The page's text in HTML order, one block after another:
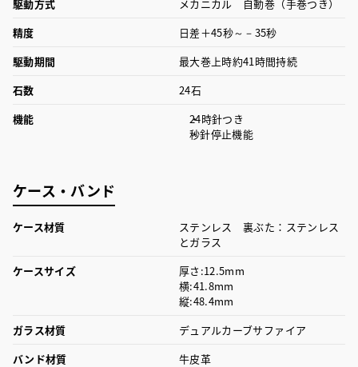
駆動方式
メカニカル 自動巻（手巻つき）
精度
日差＋45秒～－35秒
駆動期間
最大巻上時約41時間持続
石数
24石
機能
24時針つき
秒針停止機能
ケース・バンド
ケース材質
ステンレス 裏ぶた：ステンレス
とガラス
ケースサイズ
厚さ:12.5mm
横:41.8mm
縦:48.4mm
ガラス材質
デュアルカーブサファイア
バンド材質
牛皮革